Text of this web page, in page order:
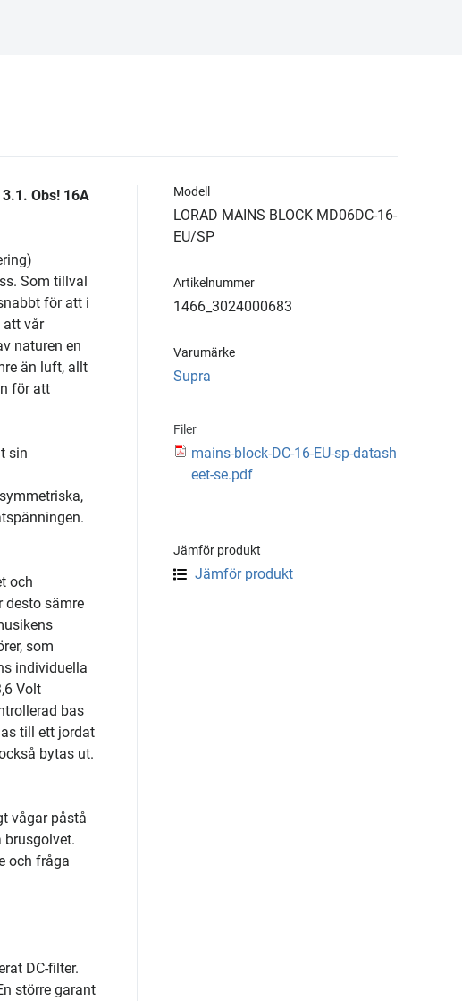
Obs! 16A
Som tillval
för att i
att vår
naturen en
än luft, allt
för att
sin
och
desto sämre
som
individuella
Volt
bas
till ett jordat
bytas ut.
vågar påstå
brusgolvet.
och fråga
DC-filter.
större garant
Modell
LORAD MAINS BLOCK MD06DC-16-
EU/SP
Artikelnummer
1466_3024000683
Varumärke
Supra
Filer
mains-block-DC-16-EU-sp-datash
eet-se.pdf
Jämför produkt
Jämför produkt